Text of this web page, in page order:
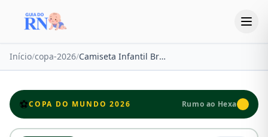
Início/copa-2026/ Camiseta Infantil Brasil Copa 2026: As 5 Melhores Opções para Torcer em Família
⚽COPA DO MUNDO 2026 Rumo ao Hexa